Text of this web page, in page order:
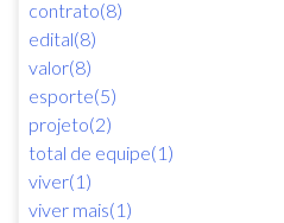
contrato(8)
edital(8)
valor(8)
esporte(5)
projeto(2)
total de equipe(1)
viver(1)
viver mais(1)